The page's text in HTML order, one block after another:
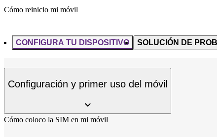
Cómo reinicio mi móvil
CONFIGURA TU DISPOSITIVO SOLUCIÓN DE
Configuración y primer uso del móvil
Cómo coloco la SIM en mi móvil